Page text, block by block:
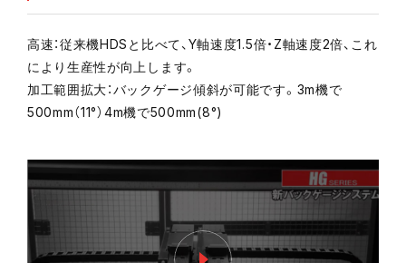
高速：従来機HDSと比べて、Y軸速度1.5倍・Z軸速度2倍、これ
により生産性が向上します。
加工範囲拡大：バックゲージ傾斜が可能です。3m機で
500mm（11°）4m機で500mm(8°)